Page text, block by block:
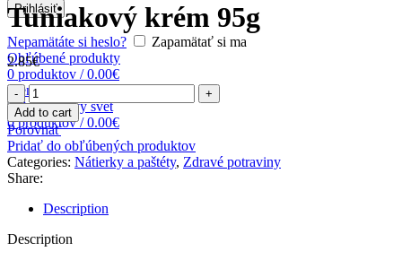
Prihlásiť
Nepamätáte si heslo?
Zapamätať si ma
Obľúbené produkty
0 produktov / 0.00€
Menu
0produktov / 0.00€
Tuniakový krém 95g
2.85€
Tuniakový
krém
95g
quantity
Add to cart
Porovnať
Pridať do obľúbených produktov
Categories: Nátierky a paštéty, Zdravé potraviny
Share:
Description
Description